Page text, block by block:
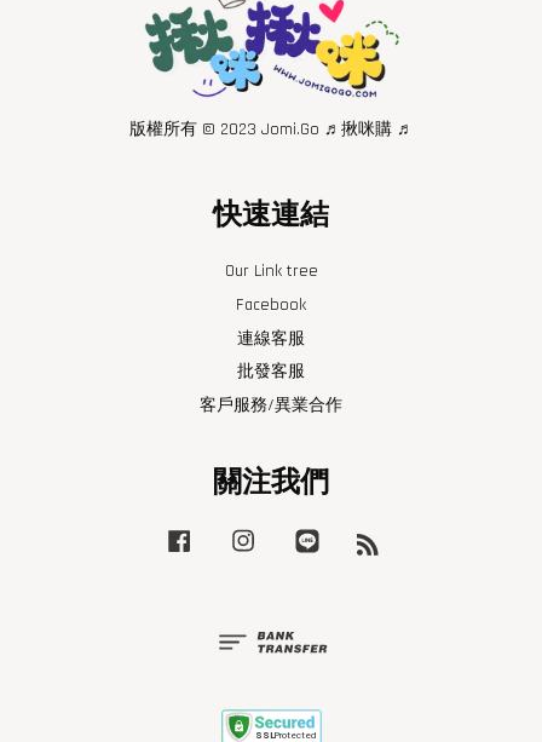
版權所有 © 2023 Jomi.Go ♬揪咪購 ♬
快速連結
Our Link tree
Facebook
連線客服
批發客服
客戶服務/異業合作
關注我們
Facebook Instagram